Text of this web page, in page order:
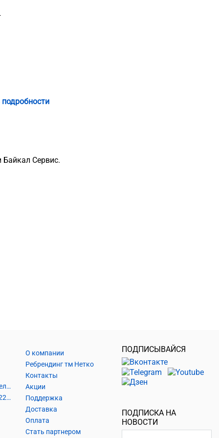
Сервис.
Шнуры и аксессуары, кабельные наконечники
Кабель силовой, розетки 220В, выключатели 220В, сетевые фильтры
О компании
Ребрендинг тм Нетко
Контакты
Акции
Поддержка
Доставка
Оплата
Стать партнером
ПОДПИСЫВАЙСЯ
ПОДПИСКА НА
НОВОСТИ